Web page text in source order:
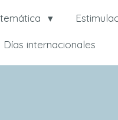
Días internacionales